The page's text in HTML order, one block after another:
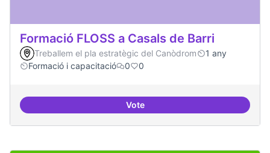
Formació FLOSS a Casals de Barri
Treballem el pla estratègic del Canòdrom
1 any
Formació i capacitació
0 0
VoteFormació FLOSS a Casals de